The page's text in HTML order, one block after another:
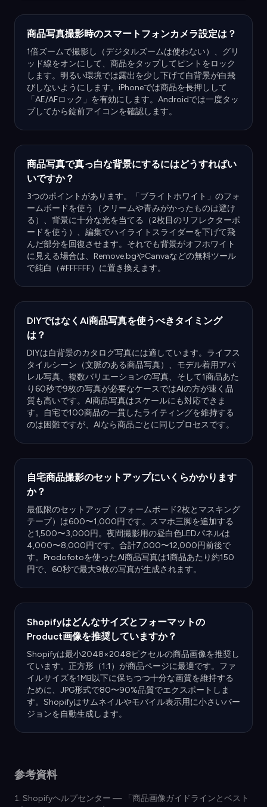
商品写真撮影時のスマートフォンカメラ設定は？
1倍ズームで撮影し（デジタルズームは使わない）、グリ
ッド線をオンにして、商品をタップしてピントをロック
します。明るい環境では露出を少し下げて白背景が白飛
びしないようにします。iPhoneでは商品を長押しして
「AE/AFロック」を有効にします。Androidでは一度タッ
プしてから錠前アイコンを確認します。
商品写真で真っ白な背景にするにはどうすればい
いですか？
3つのポイントがあります。「ブライトホワイト」のフォ
ームボードを使う（クリームや青みがかったものは避け
る）、背景に十分な光を当てる（2枚目のリフレクターボ
ードを使う）、編集でハイライトスライダーを下げて飛
んだ部分を回復させます。それでも背景がオフホワイト
に見える場合は、Remove.bgやCanvaなどの無料ツール
で純白（#FFFFFF）に置き換えます。
DIYではなくAI商品写真を使うべきタイミング
は？
DIYは白背景のカタログ写真には適しています。ライフス
タイルシーン（文脈のある商品写真）、モデル着用アパ
レル写真、複数バリエーションの写真、そして1商品あた
り60秒で9枚の写真が必要なケースではAIの方が速く品
質も高いです。AI商品写真はスケールにも対応できま
す。自宅で100商品の一貫したライティングを維持する
のは困難ですが、AIなら商品ごとに同じプロセスです。
自宅商品撮影のセットアップにいくらかかります
か？
最低限のセットアップ（フォームボード2枚とマスキング
テープ）は600〜1,000円です。スマホ三脚を追加する
と1,500〜3,000円。夜間撮影用の昼白色LEDパネルは
4,000〜8,000円です。合計7,000〜12,000円前後で
す。Prodofotoを使ったAI商品写真は1商品あたり約150
円で、60秒で最大9枚の写真が生成されます。
Shopifyはどんなサイズとフォーマットの
Product画像を推奨していますか？
Shopifyは最小2048×2048ピクセルの商品画像を推奨し
ています。正方形（1:1）が商品ページに最適です。ファ
イルサイズを1MB以下に保ちつつ十分な画質を維持する
ために、JPG形式で80〜90%品質でエクスポートしま
す。Shopifyはサムネイルやモバイル表示用に小さいバー
ジョンを自動生成します。
参考資料
Shopifyヘルプセンター — 「商品画像ガイドラインとベスト